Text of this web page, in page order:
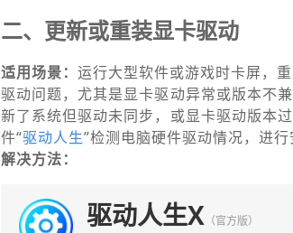
二、更新或重装显卡驱动
适用场景： 运行大型软件或游戏时卡屏，
驱动问题，尤其是显卡驱动异常或版本不
新了系统但驱动未同步，或显卡驱动版本
件“驱动人生”检测电脑硬件驱动情况，进行
解决方法：
驱动人生X （官方版）